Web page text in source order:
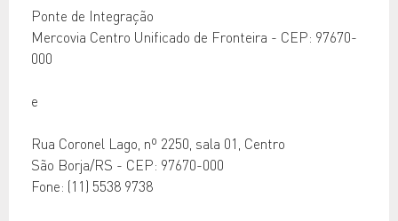
Ponte de Integração
Mercovia Centro Unificado de Fronteira - CEP: 97670-
000
e
Rua Coronel Lago, nº 2250, sala 01, Centro
São Borja/RS - CEP: 97670-000
Fone: (11) 5538 9738